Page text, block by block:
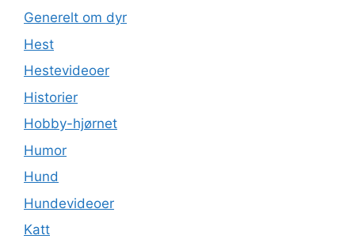
Generelt om dyr
Hest
Hestevideoer
Historier
Hobby-hjørnet
Humor
Hund
Hundevideoer
Katt